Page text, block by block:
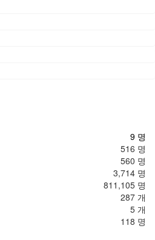
9 명
516 명
560 명
3,714 명
811,105 명
287 개
5 개
118 명